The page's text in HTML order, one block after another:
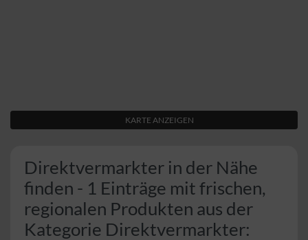
KARTE ANZEIGEN
Direktvermarkter in der Nähe
finden - 1 Einträge mit frischen,
regionalen Produkten aus der
Kategorie Direktvermarkter: